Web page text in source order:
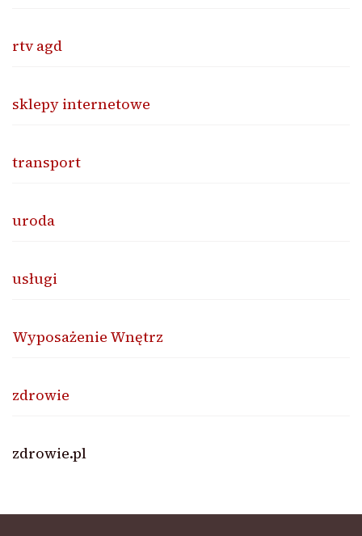
rtv agd
sklepy internetowe
transport
uroda
usługi
Wyposażenie Wnętrz
zdrowie
zdrowie.pl